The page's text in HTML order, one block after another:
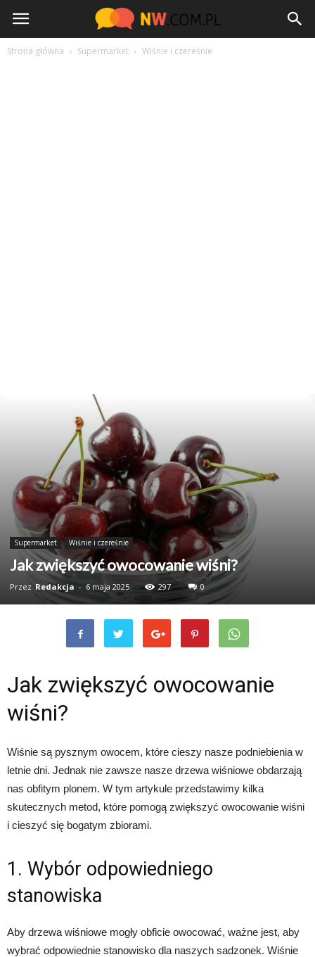
NW.com.pl
Strona główna Supermarket Wiśnie i czereśnie
Supermarket Wiśnie i czereśnie
Jak zwiększyć owocowanie wiśni?
Przez Redakcja - 6 maja 2025 297 0
Jak zwiększyć owocowanie
wiśni?
Wiśnie są pysznym owocem, które cieszy nasze podniebienia w
letnie dni. Jednak nie zawsze nasze drzewa wiśniowe obdarzają
nas obfitym plonem. W tym artykule przedstawimy kilka
skutecznych metod, które pomogą zwiększyć owocowanie wiśni
i cieszyć się bogatym zbiorami.
1. Wybór odpowiedniego
stanowiska
Aby drzewa wiśniowe mogły obficie owocować, ważne jest, aby
wybrać odpowiednie stanowisko dla naszych sadzonek. Wiśnie